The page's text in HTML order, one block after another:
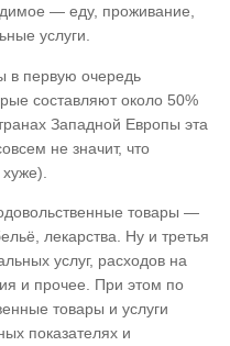
— еду, проживание,
услуги.
в первую очередь
составляют около 50%
Западной Европы эта
не значит, что
товары —
лекарства. Ну и третья
услуг, расходов на
и прочее. При этом по
товары и услуги
показателях и